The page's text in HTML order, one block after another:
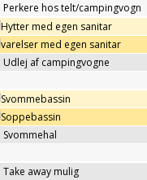
Perkere hos telt/campingvogn
Hytter med egen sanitar
varelser med egen sanitar
Udlej af campingvogne
Svommebassin
Soppebassin
Svommehal
Take away mulig